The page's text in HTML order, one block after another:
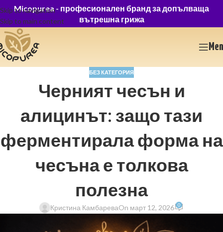
Skip to navigation
Skip to main content
Micopurea - професионален бранд за допълваща
вътрешна грижа
БЕЗ КАТЕГОРИЯ
Черният чесън и
алицинът: защо тази
ферментирала форма на
чесъна е толкова
полезна
Кристина КамбареваOn март 12, 2026 0